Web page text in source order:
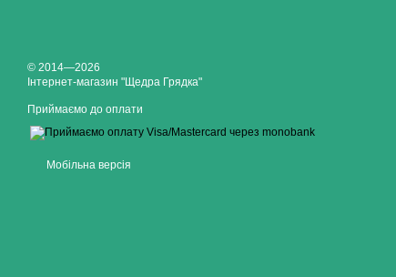
© 2014—2026
Інтернет-магазин "Щедра Грядка"
Приймаємо до оплати
Мобільна версія